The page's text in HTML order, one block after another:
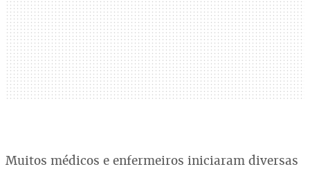
Muitos médicos e enfermeiros iniciaram diversas